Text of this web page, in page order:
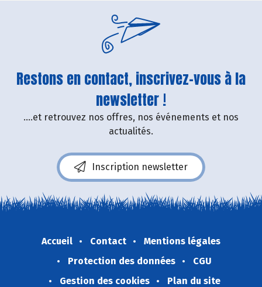
Restons en contact, inscrivez-vous à la
newsletter !
....et retrouvez nos offres, nos événements et nos
actualités.
Inscription newsletter
Accueil Contact
Mentions légales
Protection des données
CGU
Gestion des cookies
Plan du site